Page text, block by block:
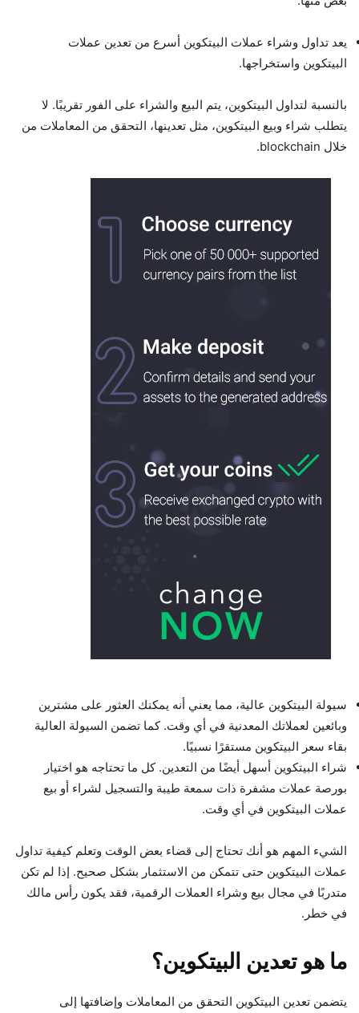
يعد تداول وشراء عملات البيتكوين أسرع من تعدين عملات
البيتكوين واستخراجها.
بالنسبة لتداول البيتكوين، يتم البيع والشراء على الفور تقريبًا. لا
يتطلب شراء وبيع البيتكوين، مثل تعدينها، التحقق من المعاملات من
خلال blockchain.
سيولة البيتكوين عالية، مما يعني أنه يمكنك العثور على مشترين
وبائعين لعملاتك المعدنية في أي وقت. كما تضمن السيولة العالية
بقاء سعر البيتكوين مستقرًا نسبيًا.
شراء البيتكوين أسهل أيضًا من التعدين. كل ما تحتاجه هو اختيار
بورصة عملات مشفرة ذات سمعة طيبة والتسجيل لشراء أو بيع
عملات البيتكوين في أي وقت.
الشيء المهم هو أنك تحتاج إلى قضاء بعض الوقت وتعلم كيفية تداول
عملات البيتكوين حتى تتمكن من الاستثمار بشكل صحيح. إذا لم تكن
متدربًا في مجال بيع وشراء العملات الرقمية، فقد يكون رأس مالك
في خطر.
ما هو تعدين البيتكوين؟
يتضمن تعدين البيتكوين التحقق من المعاملات وإضافتها إلى